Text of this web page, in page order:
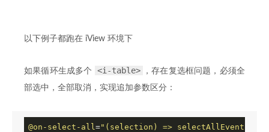
以下例子都跑在 iView 环境下
如果循环生成多个 <i-table>
，存在复选框问题，必须全
部选中，全部取消，实现追加参数区分：
@on-select-all ="(selection) =>